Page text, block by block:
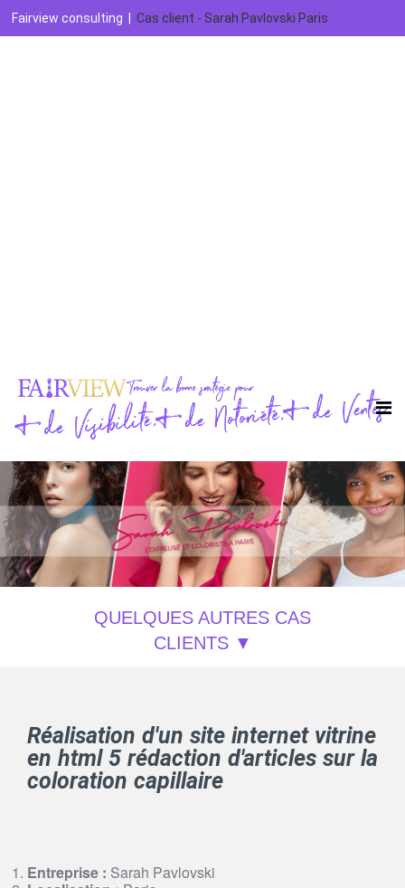
Fairview consulting Cas client - Sarah Pavlovski Paris
QUELQUES AUTRES CAS
CLIENTS
Réalisation d'un site internet vitrine
en html 5 rédaction d'articles sur la
coloration capillaire
Entreprise : Sarah Pavlovski